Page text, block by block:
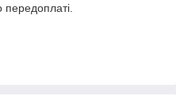
передоплаті.